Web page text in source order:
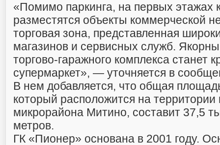
«Помимо паркинга, на первых этажах
разместятся объекты коммерческой
торговая зона, представленная
магазинов и сервисных служб.
торгово-гаражного комплекса станет
супермаркет», — уточняется в
В нем добавляется, что общая
который расположится на территории
микрорайона Митино, составит 37,5
метров.
ГК «Пионер» основана в 2001 году.